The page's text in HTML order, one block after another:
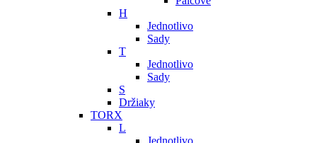
H
Jednotlivo
Sady
T
Jednotlivo
Sady
S
Držiaky
TORX
L
Jednotlivo